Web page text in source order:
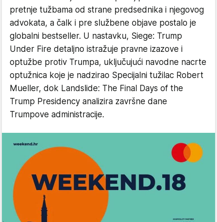
pretnje tužbama od strane predsednika i njegovog
advokata, a čalk i pre službene objave postalo je
globalni bestseller. U nastavku, Siege: Trump
Under Fire detaljno istražuje pravne izazove i
optužbe protiv Trumpa, uključujući navodne nacrte
optužnica koje je nadzirao Specijalni tužilac Robert
Mueller, dok Landslide: The Final Days of the
Trump Presidency analizira završne dane
Trumpove administracije.